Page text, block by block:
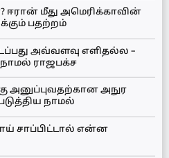
ஈரான் மீது அமெரிக்காவின்
பதற்றம்
அவ்வளவு எளிதல்ல –
ராஜபக்ச
அனுப்புவதற்கான அநுர
நாமல்
சாப்பிட்டால் என்ன